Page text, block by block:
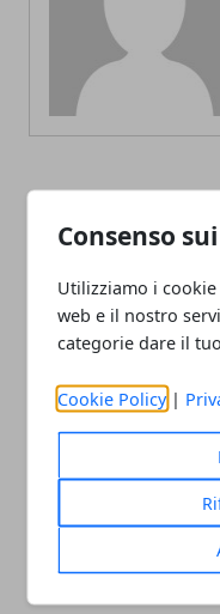
Consenso
Utilizziamo i
web e il nostro
categorie dare il
Cookie Policy |
L’Italbasket
alla conquista